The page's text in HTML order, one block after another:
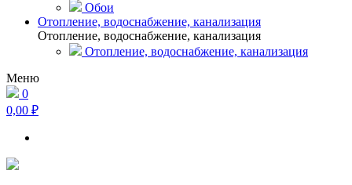
Обои
Отопление, водоснабжение, канализация
Отопление, водоснабжение, канализация
Отопление, водоснабжение, канализация
Меню
0
0,00 ₽